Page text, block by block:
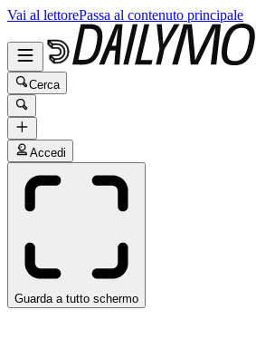
Vai al lettorePassa al contenuto principale
Cerca
Accedi
Guarda a tutto schermo